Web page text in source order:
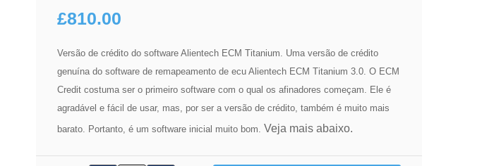
£810.00
Versão de crédito do software Alientech ECM Titanium. Uma versão de crédito
genuína do software de remapeamento de ecu Alientech ECM Titanium 3.0. O ECM
Credit costuma ser o primeiro software com o qual os afinadores começam. Ele é
agradável e fácil de usar, mas, por ser a versão de crédito, também é muito mais
barato. Portanto, é um software inicial muito bom. Veja mais abaixo.